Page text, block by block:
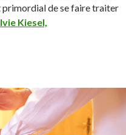
primordial de se faire traiter
Kiesel,